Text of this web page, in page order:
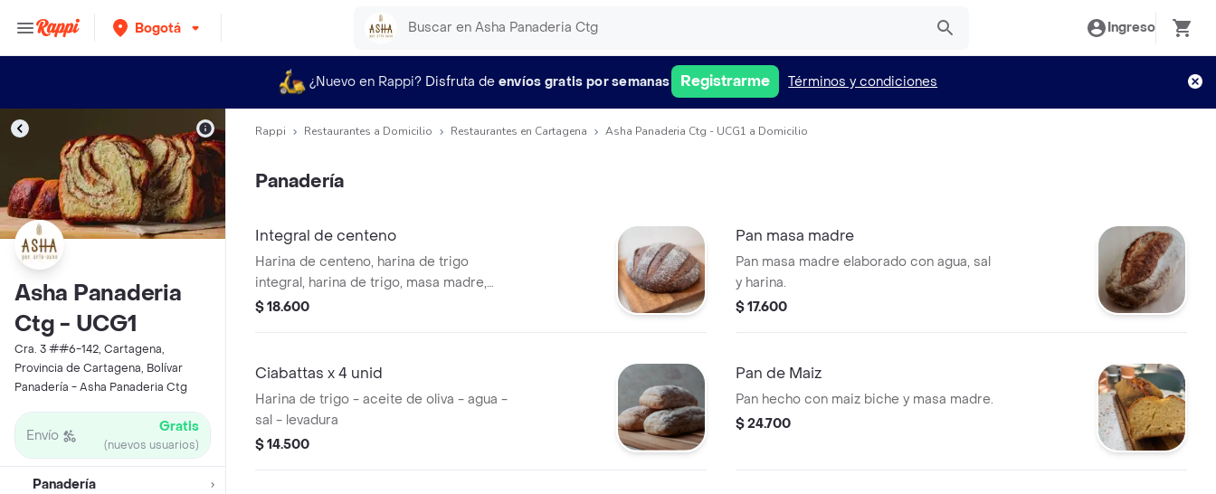
Bogotá Ingreso
¿Nuevo en Rappi? Disfruta de envíos gratis por semanas Registrarme Términos y condiciones
Asha Panaderia
Ctg - UCG1
Cra. 3 ##6-142, Cartagena,
Provincia de Cartagena, Bolívar
Panadería - Asha Panaderia Ctg
Envío Gratis
(nuevos usuarios)
Panadería
Rappi Restaurantes a Domicilio Restaurantes en Cartagena Asha Panaderia Ctg - UCG1 a Domicilio
Panadería
Integral de centeno
Harina de centeno, harina de trigo
integral, harina de trigo, masa madre,
agua y sal.
$ 18.600
Pan masa madre
Pan masa madre elaborado con agua, sal
y harina.
$ 17.600
Ciabattas x 4 unid
Harina de trigo - aceite de oliva - agua -
sal - levadura
$ 14.500
Pan de Maiz
Pan hecho con maiz biche y masa madre.
$ 24.700